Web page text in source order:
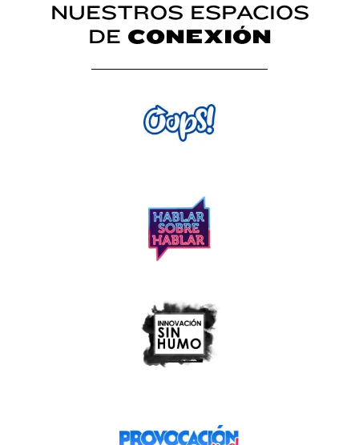
NUESTROS ESPACIOS
DE CONEXIÓN